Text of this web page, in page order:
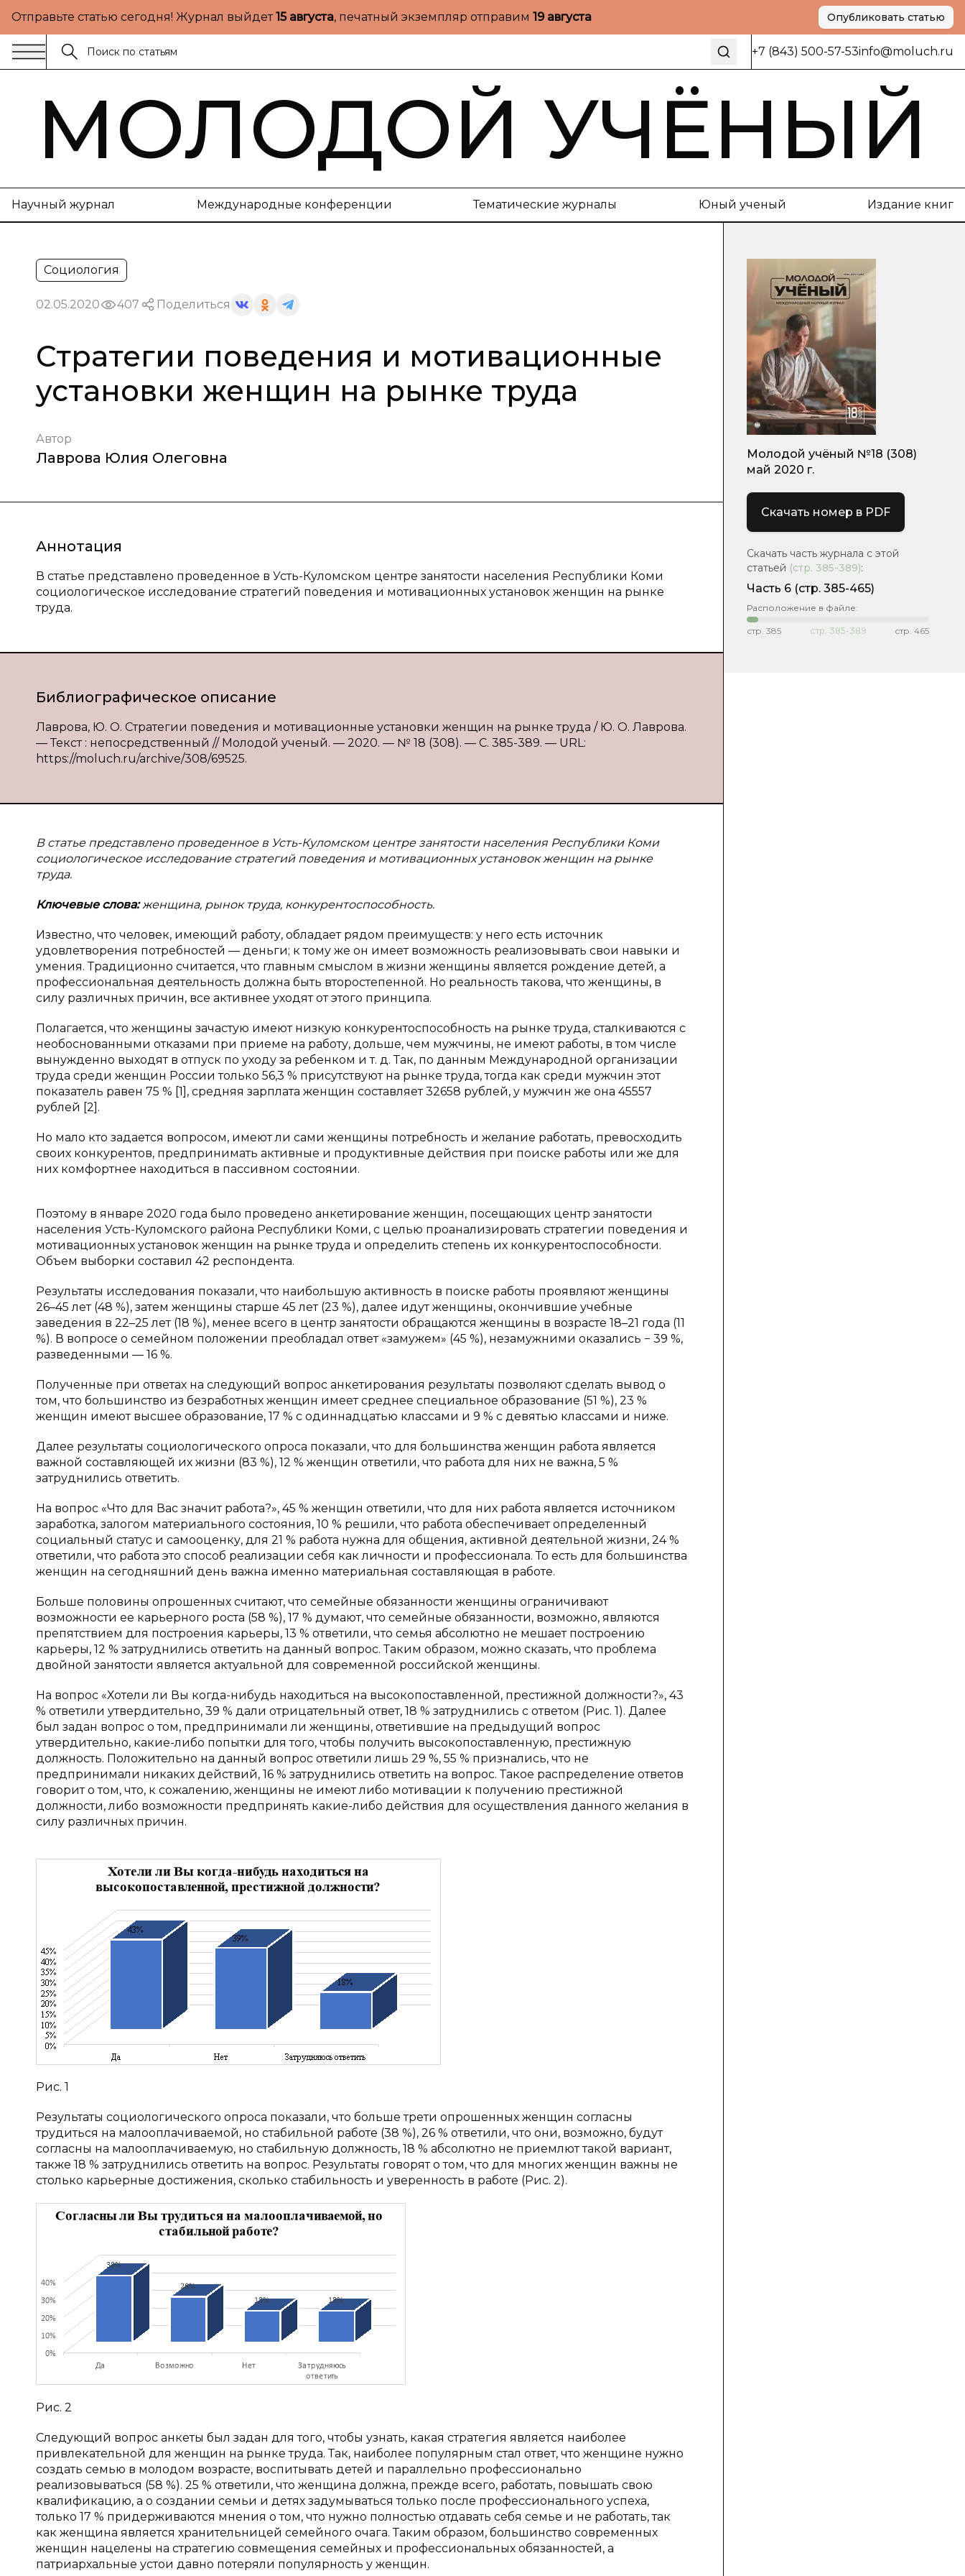
Отправьте статью сегодня! Журнал выйдет15 августа, печатный экземпляр отправим 19 августа Опубликовать статью
+7 (843) 500-57-53info@moluch.ru
МОЛОДОЙ УЧЁНЫЙ
Научный журнал Международные конференции Тематические журналы Юный ученый Издание книг
Социология
02.05.2020 407 Поделиться
Стратегии поведения и мотивационные
установки женщин на рынке труда
Автор
Лаврова Юлия Олеговна
Аннотация
В статье представлено проведенное в Усть-Куломском центре занятости населения Республики Коми
социологическое исследование стратегий поведения и мотивационных установок женщин на рынке
труда.
Библиографическое описание
Лаврова, Ю. О. Стратегии поведения и мотивационные установки женщин на рынке труда / Ю. О. Лаврова.
— Текст : непосредственный // Молодой ученый. — 2020. — № 18 (308). — С. 385-389. — URL:
https://moluch.ru/archive/308/69525.
В статье представлено проведенное в Усть-Куломском центре занятости населения Республики Коми
социологическое исследование стратегий поведения и мотивационных установок женщин на рынке
труда.
Ключевые слова:женщина, рынок труда, конкурентоспособность.
Известно, что человек, имеющий работу, обладает рядом преимуществ: у него есть источник
удовлетворения потребностей — деньги; к тому же он имеет возможность реализовывать свои навыки и
умения. Традиционно считается, что главным смыслом в жизни женщины является рождение детей, а
профессиональная деятельность должна быть второстепенной. Но реальность такова, что женщины, в
силу различных причин, все активнее уходят от этого принципа.
Полагается, что женщины зачастую имеют низкую конкурентоспособность на рынке труда, сталкиваются с
необоснованными отказами при приеме на работу, дольше, чем мужчины, не имеют работы, в том числе
вынужденно выходят в отпуск по уходу за ребенком и т. д. Так, по данным Международной организации
труда среди женщин России только 56,3 % присутствуют на рынке труда, тогда как среди мужчин этот
показатель равен 75 % [1], средняя зарплата женщин составляет 32658 рублей, у мужчин же она 45557
рублей [2].
Но мало кто задается вопросом, имеют ли сами женщины потребность и желание работать, превосходить
своих конкурентов, предпринимать активные и продуктивные действия при поиске работы или же для
них комфортнее находиться в пассивном состоянии.
Поэтому в январе 2020 года было проведено анкетирование женщин, посещающих центр занятости
населения Усть-Куломского района Республики Коми, с целью проанализировать стратегии поведения и
мотивационных установок женщин на рынке труда и определить степень их конкурентоспособности.
Объем выборки составил 42 респондента.
Результаты исследования показали, что наибольшую активность в поиске работы проявляют женщины
26–45 лет (48 %), затем женщины старше 45 лет (23 %), далее идут женщины, окончившие учебные
заведения в 22–25 лет (18 %), менее всего в центр занятости обращаются женщины в возрасте 18–21 года (11
%). В вопросе о семейном положении преобладал ответ «замужем» (45 %), незамужними оказались − 39 %,
разведенными — 16 %.
Полученные при ответах на следующий вопрос анкетирования результаты позволяют сделать вывод о
том, что большинство из безработных женщин имеет среднее специальное образование (51 %), 23 %
женщин имеют высшее образование, 17 % с одиннадцатью классами и 9 % с девятью классами и ниже.
Далее результаты социологического опроса показали, что для большинства женщин работа является
важной составляющей их жизни (83 %), 12 % женщин ответили, что работа для них не важна, 5 %
затруднились ответить.
На вопрос «Что для Вас значит работа?», 45 % женщин ответили, что для них работа является источником
заработка, залогом материального состояния, 10 % решили, что работа обеспечивает определенный
социальный статус и самооценку, для 21 % работа нужна для общения, активной деятельной жизни, 24 %
ответили, что работа это способ реализации себя как личности и профессионала. То есть для большинства
женщин на сегодняшний день важна именно материальная составляющая в работе.
Больше половины опрошенных считают, что семейные обязанности женщины ограничивают
возможности ее карьерного роста (58 %), 17 % думают, что семейные обязанности, возможно, являются
препятствием для построения карьеры, 13 % ответили, что семья абсолютно не мешает построению
карьеры, 12 % затруднились ответить на данный вопрос. Таким образом, можно сказать, что проблема
двойной занятости является актуальной для современной российской женщины.
На вопрос «Хотели ли Вы когда-нибудь находиться на высокопоставленной, престижной должности?», 43
% ответили утвердительно, 39 % дали отрицательный ответ, 18 % затруднились с ответом (Рис. 1). Далее
был задан вопрос о том, предпринимали ли женщины, ответившие на предыдущий вопрос
утвердительно, какие-либо попытки для того, чтобы получить высокопоставленную, престижную
должность. Положительно на данный вопрос ответили лишь 29 %, 55 % признались, что не
предпринимали никаких действий, 16 % затруднились ответить на вопрос. Такое распределение ответов
говорит о том, что, к сожалению, женщины не имеют либо мотивации к получению престижной
должности, либо возможности предпринять какие-либо действия для осуществления данного желания в
силу различных причин.
Рис. 1
Результаты социологического опроса показали, что больше трети опрошенных женщин согласны
трудиться на малооплачиваемой, но стабильной работе (38 %), 26 % ответили, что они, возможно, будут
согласны на малооплачиваемую, но стабильную должность, 18 % абсолютно не приемлют такой вариант,
также 18 % затруднились ответить на вопрос. Результаты говорят о том, что для многих женщин важны не
столько карьерные достижения, сколько стабильность и уверенность в работе (Рис. 2).
Рис. 2
Следующий вопрос анкеты был задан для того, чтобы узнать, какая стратегия является наиболее
привлекательной для женщин на рынке труда. Так, наиболее популярным стал ответ, что женщине нужно
создать семью в молодом возрасте, воспитывать детей и параллельно профессионально
реализовываться (58 %). 25 % ответили, что женщина должна, прежде всего, работать, повышать свою
квалификацию, а о создании семьи и детях задумываться только после профессионального успеха,
только 17 % придерживаются мнения о том, что нужно полностью отдавать себя семье и не работать, так
как женщина является хранительницей семейного очага. Таким образом, большинство современных
женщин нацелены на стратегию совмещения семейных и профессиональных обязанностей, а
патриархальные устои давно потеряли популярность у женщин.
Молодой учёный №18 (308)
май 2020 г.
Скачать номер в PDF
Скачать часть журнала с этой
статьей (стр. 385-389):
Часть 6 (стр. 385-465)
Расположение в файле:
стр. 385 стр. 385-389 стр. 465